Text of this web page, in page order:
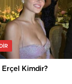
Erçel Kimdir?